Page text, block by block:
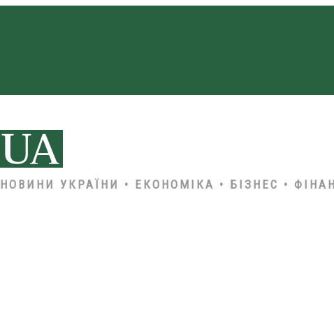
НОВИНИ УКРАЇНИ • ЕКОНОМІКА • БІЗНЕС •